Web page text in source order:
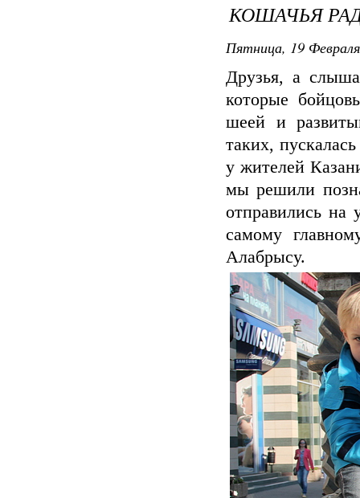
КОШАЧЬЯ
Пятница, 19
Друзья, а
которые
шеей и
таких,
у жителей
мы решили
отправились на
самому
Алабрысу.